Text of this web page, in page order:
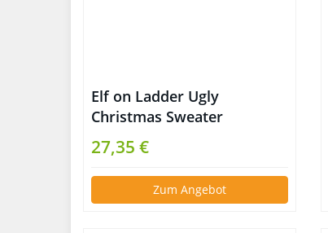
Elf on Ladder Ugly
Christmas Sweater
27,35 €
Zum Angebot